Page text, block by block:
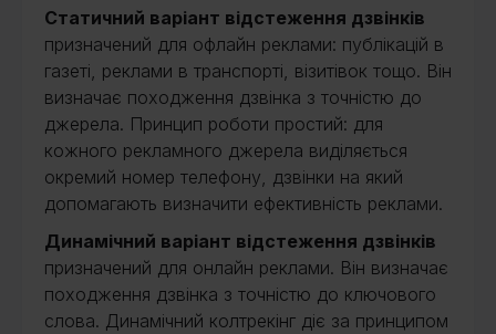
Статичний варіант відстеження дзвінків
призначений для офлайн реклами: публікацій в
газеті, реклами в транспорті, візитівок тощо. Він
визначає походження дзвінка з точністю до
джерела. Принцип роботи простий: для
кожного рекламного джерела виділяється
окремий номер телефону, дзвінки на який
допомагають визначити ефективність реклами.
Динамічний варіант відстеження дзвінків
призначений для онлайн реклами. Він визначає
походження дзвінка з точністю до ключового
слова. Динамічний колтрекінг діє за принципом